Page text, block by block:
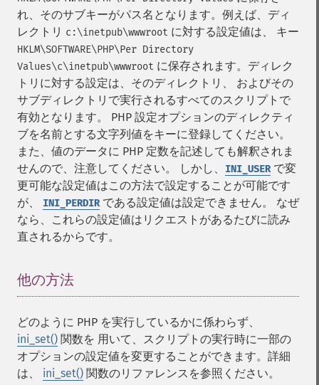
れ、そのサブキーがパス名となります。例えば、ディ
レクトリ c:\inetpub\wwwroot に対する設定値は、 キー
HKLM\SOFTWARE\PHP\Per Directory
Values\c\inetpub\wwwroot に保存されます。ディレク
トリに対する設定は、そのディレクトリ、 およびその
サブディレクトリで実行されるすべてのスクリプトで
有効となります。 PHP 設定オプションのディレクティ
ブを名前とする文字列値をキーに登録してください。
また、値のデータに PHP 定数を記述しても解釈されま
せんので、注意してください。 しかし、
INI_USERで変
更可能な設定値はこの方法で設定することが可能です
が、
INI_PERDIRである設定値は設定できません。 なぜ
なら、これらの設定値はリクエストがあるたびに読み
直されるからです。
他の方法
どのように PHP を実行しているかに係わらず、
ini_set() 関数を 用いて、スクリプトの実行時に一部の
オプションの設定値を変更することができます。詳細
は、 ini_set() 関数のリファレンスを参照ください。